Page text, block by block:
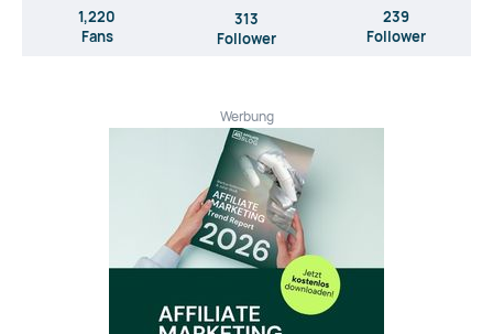
1,220
Fans
313
Follower
239
Follower
Werbung